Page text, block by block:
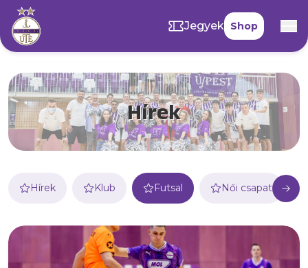
Jegyek Shop
Hírek
Hírek Klub Futsal Női csapat